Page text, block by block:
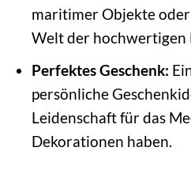
maritimer Objekte
Welt der hochwertigen
Perfektes Geschenk:
persönliche
Leidenschaft für das
Dekorationen haben.